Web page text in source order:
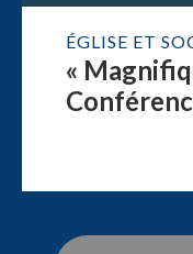
ÉGLISE ET
«